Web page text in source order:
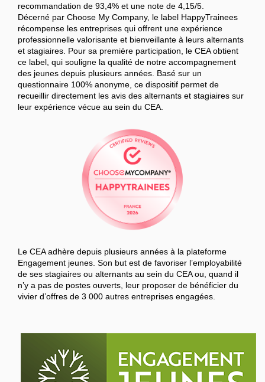
recommandation de 93,4% et une note de 4,15/5.
Décerné par Choose My Company, le label HappyTrainees
récompense les entreprises qui offrent une expérience
professionnelle valorisante et bienveillante à leurs alternants
et stagiaires. Pour sa première participation, le CEA obtient
ce label, qui souligne la qualité de notre accompagnement
des jeunes depuis plusieurs années. Basé sur un
questionnaire 100% anonyme, ce dispositif permet de
recueillir directement les avis des alternants et stagiaires sur
leur expérience vécue au sein du CEA.
Le CEA adhère depuis plusieurs années à la plateforme
Engagement jeunes. Son but est de favoriser l’employabilité
de ses stagiaires ou alternants au sein du CEA ou, quand il
n’y a pas de postes ouverts, leur proposer de bénéficier du
vivier d’offres de 3 000 autres entreprises engagées.